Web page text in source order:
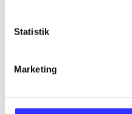
Statistik
Marketing